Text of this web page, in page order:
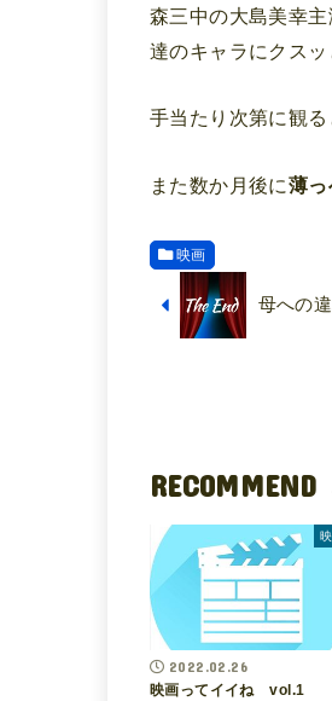
森三中の大島美幸
達のキャラにクスッ
手当たり次第に観
また数か月後に薄っ
映画
母への
RECOMMEND
2022.02.26
映画ってイイね vol.1